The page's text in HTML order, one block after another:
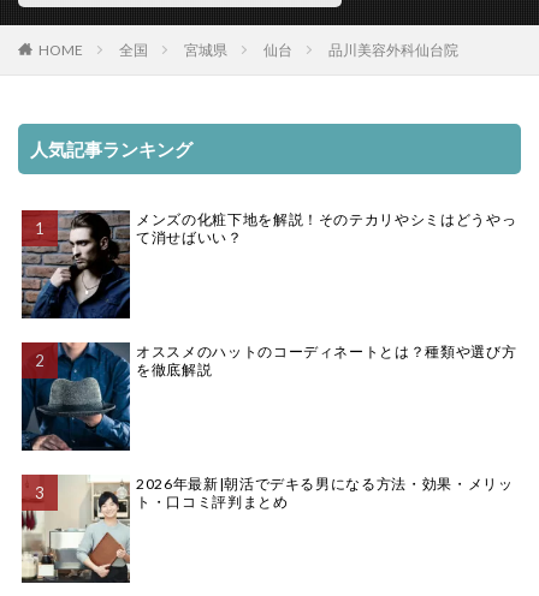
HOME 全国 宮城県 仙台 品川美容外科仙台院
人気記事ランキング
メンズの化粧下地を解説！そのテカリやシミはどうやっ
て消せばいい？
オススメのハットのコーディネートとは？種類や選び方
を徹底解説
2026年最新|朝活でデキる男になる方法・効果・メリッ
ト・口コミ評判まとめ